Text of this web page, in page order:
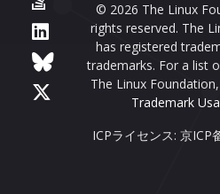
© 2026 The Linux
rights reserved. The
has registered
trademarks. For a list
The Linux
Trademark
ICPライセンス: 京ICP